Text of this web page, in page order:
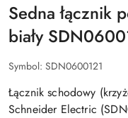
Sedna łącznik
biały
Symbol: SDN0600121
Łącznik schodowy
Schneider Electric